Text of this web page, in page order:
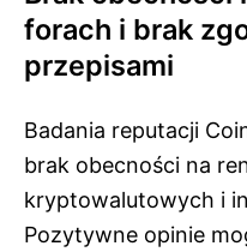
forach i brak
przepisami
Badania reputacji
brak obecności na
kryptowalutowych i
Pozytywne opinie